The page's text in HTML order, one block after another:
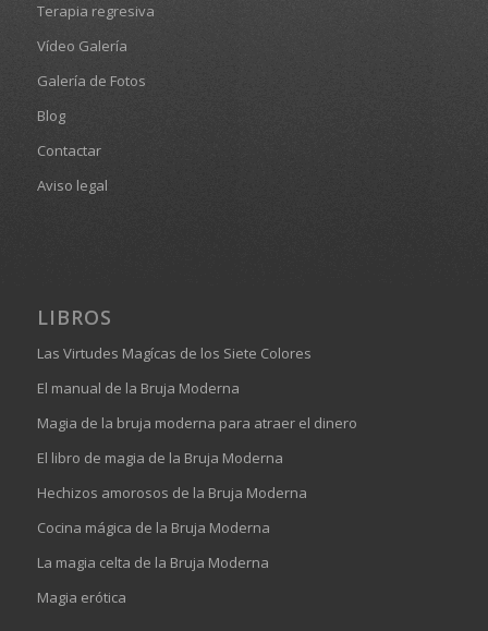
Terapia regresiva
Vídeo Galería
Galería de Fotos
Blog
Contactar
Aviso legal
LIBROS
Las Virtudes Magícas de los Siete Colores
El manual de la Bruja Moderna
Magia de la bruja moderna para atraer el dinero
El libro de magia de la Bruja Moderna
Hechizos amorosos de la Bruja Moderna
Cocina mágica de la Bruja Moderna
La magia celta de la Bruja Moderna
Magia erótica